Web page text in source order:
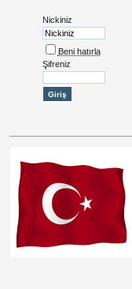
Nickiniz
Beni hatırla
Şifreniz